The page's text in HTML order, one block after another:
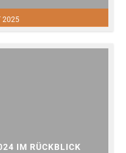
2025
IM RÜCKBLICK